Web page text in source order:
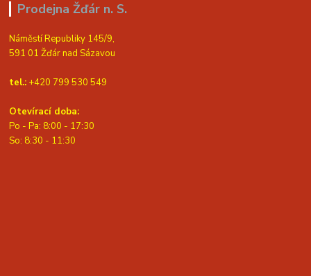
Prodejna Žďár n. S.
Náměstí Republiky 145/9,
591 01 Žďár nad Sázavou
tel.: +420 799 530 549
Otevírací doba:
Po - Pa: 8:00 - 17:30
So: 8:30 - 11:30